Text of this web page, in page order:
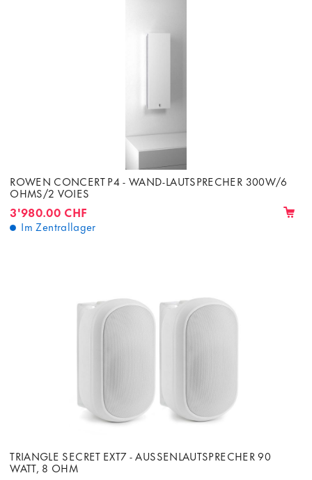
ROWEN CONCERT P4 - WAND-LAUTSPRECHER 300W/6
OHMS/2 VOIES
3'980.00 CHF
Im Zentrallager
TRIANGLE SECRET EXT7 - AUSSENLAUTSPRECHER 90
WATT, 8 OHM